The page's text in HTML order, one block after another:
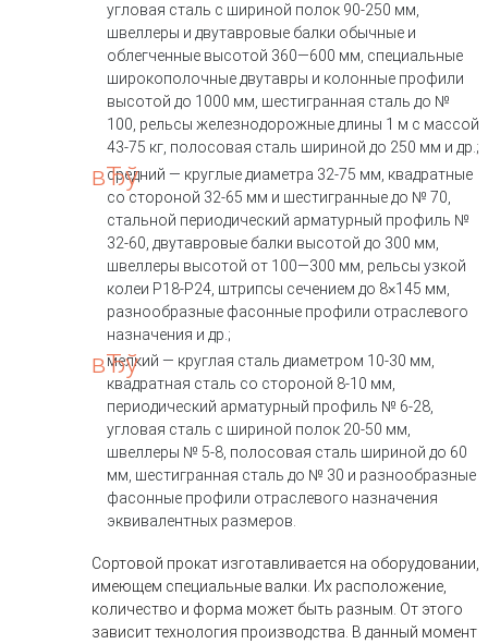
угловая сталь с шириной полок 90-250 мм,
швеллеры и двутавровые балки обычные и
облегченные высотой 360—600 мм, специальные
широкополочные двутавры и колонные профили
высотой до 1000 мм, шестигранная сталь до №
100, рельсы железнодорожные длины 1 м с массой
43-75 кг, полосовая сталь шириной до 250 мм и др.;
средний — круглые диаметра 32-75 мм, квадратные
со стороной 32-65 мм и шестигранные до № 70,
стальной периодический арматурный профиль №
32-60, двутавровые балки высотой до 300 мм,
швеллеры высотой от 100—300 мм, рельсы узкой
колеи Р18-Р24, штрипсы сечением до 8×145 мм,
разнообразные фасонные профили отраслевого
назначения и др.;
мелкий — круглая сталь диаметром 10-30 мм,
квадратная сталь со стороной 8-10 мм,
периодический арматурный профиль № 6-28,
угловая сталь с шириной полок 20-50 мм,
швеллеры № 5-8, полосовая сталь шириной до 60
мм, шестигранная сталь до № 30 и разнообразные
фасонные профили отраслевого назначения
эквивалентных размеров.
Сортовой прокат изготавливается на оборудовании,
имеющем специальные валки. Их расположение,
количество и форма может быть разным. От этого
зависит технология производства. В данный момент